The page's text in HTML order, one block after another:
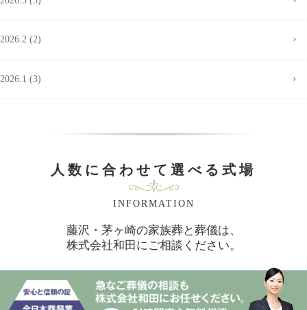
2026.2 (2)
2026.1 (3)
人数に合わせて選べる式場
INFORMATION
藤沢・茅ヶ崎の家族葬と葬儀は、
株式会社和田にご相談ください。